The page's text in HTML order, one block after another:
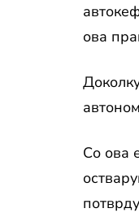
ова
Со ова